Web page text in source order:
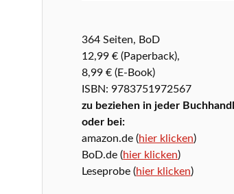
364 Seiten, BoD
12,99 € (Paperback),
8,99 € (E-Book)
ISBN: 9783751972567
zu beziehen in jeder
oder bei:
amazon.de (hier klicken)
BoD.de (hier klicken)
Leseprobe (hier klicken)